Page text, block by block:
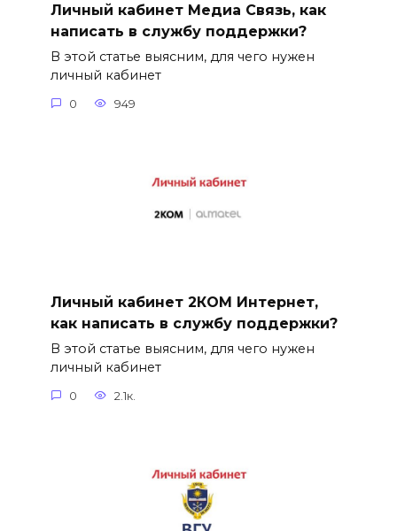
Личный кабинет Медиа Связь, как
написать в службу поддержки?
В этой статье выясним, для чего нужен
личный кабинет
0 949
Личный кабинет 2КОМ Интернет,
как написать в службу поддержки?
В этой статье выясним, для чего нужен
личный кабинет
0 2.1к.